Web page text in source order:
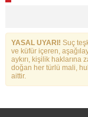
YASAL UYARI! Suç
ve küfür içeren,
aykırı, kişilik
doğan her türlü mali,
aittir.